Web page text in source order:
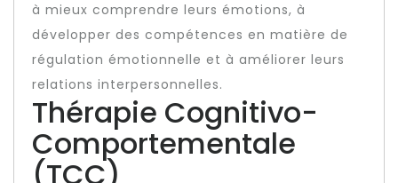
à mieux comprendre leurs émotions, à
développer des compétences en matière de
régulation émotionnelle et à améliorer leurs
relations interpersonnelles.
Thérapie Cognitivo-
Comportementale
(TCC)